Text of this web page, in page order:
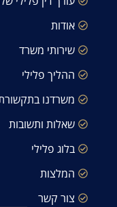
אודות
שירותי משרד
ההליך פלילי
משרדנו
שאלות ותשובות
בלוג פלילי
המלצות
צור קשר